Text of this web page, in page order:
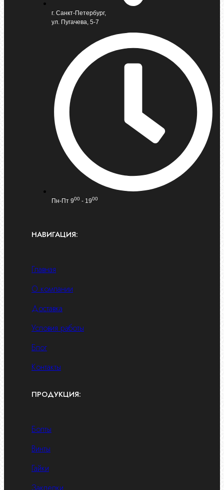
г. Санкт-Петербург,
ул. Пугачева, 5-7
Пн-Пт 900 - 1900
НАВИГАЦИЯ:
Главная
О компании
Доставка
Условия работы
Блог
Контакты
ПРОДУКЦИЯ:
Болты
Винты
Гайки
Заклепки